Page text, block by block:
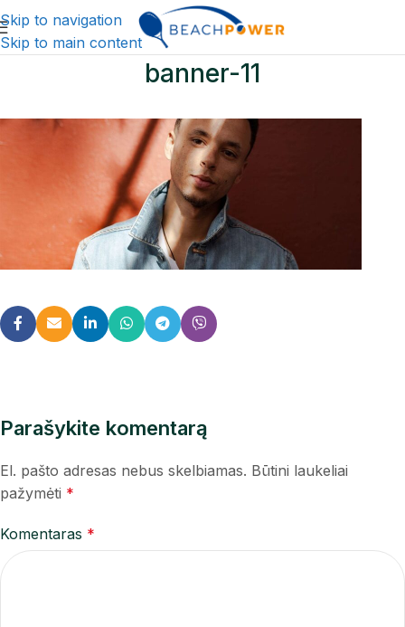
Skip to navigation
Skip to main content
banner-11
Parašykite komentarą
El. pašto adresas nebus skelbiamas. Būtini laukeliai
pažymėti *
Komentaras *